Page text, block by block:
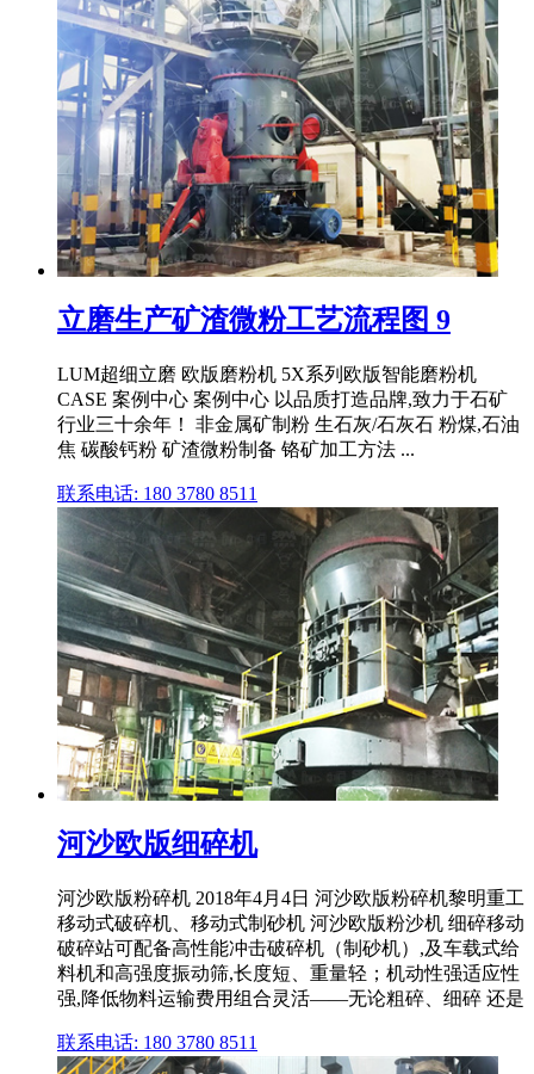
立磨生产矿渣微粉工艺流程图 9
LUM超细立磨 欧版磨粉机 5X系列欧版智能磨粉机
CASE 案例中心 案例中心 以品质打造品牌,致力于石矿
行业三十余年！ 非金属矿制粉 生石灰/石灰石 粉煤,石油
焦 碳酸钙粉 矿渣微粉制备 铬矿加工方法 ...
联系电话: 180 3780 8511
河沙欧版细碎机
河沙欧版粉碎机 2018年4月4日 河沙欧版粉碎机黎明重工
移动式破碎机、移动式制砂机 河沙欧版粉沙机 细碎移动
破碎站可配备高性能冲击破碎机（制砂机）,及车载式给
料机和高强度振动筛,长度短、重量轻；机动性强适应性
强,降低物料运输费用组合灵活——无论粗碎、细碎 还是
联系电话: 180 3780 8511